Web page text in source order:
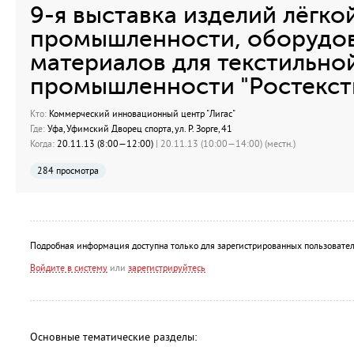
9-я выставка изделий
промышленности,
материалов для
промышленности
Кто: Коммерческий инновационный центр "Лигас"
Где: Уфа, Уфимский Дворец спорта, ул. Р. Зорге, 41
Когда: 20.11.13 (8:00—12:00) | 20.11.13 (10:00—14:00) (местн.)
284 просмотра
Подробная информация доступна только для зарегистрированных
Войдите в систему или зарегистрируйтесь
Основные тематические разделы: